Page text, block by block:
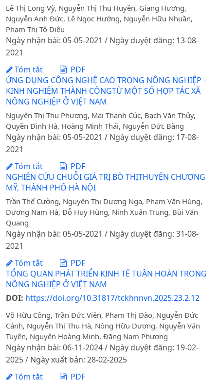
Lê Thị Long Vỹ, Nguyễn Thị Thu Huyền, Giang Hương,
Nguyễn Anh Đức, Lê Ngọc Hướng, Nguyễn Hữu Nhuần,
Phạm Thị Tô Diệu
Ngày nhận bài: 05-05-2021 / Ngày duyệt đăng: 13-08-
2021
Tóm tắt
PDF
ỨNG DỤNG CÔNG NGHỆ CAO TRONG NÔNG NGHIỆP -
KINH NGHIỆM THÀNH CÔNGTỪ MỘT SỐ HỢP TÁC XÃ
NÔNG NGHIỆP Ở VIỆT NAM
Nguyễn Thị Thu Phương, Mai Thanh Cúc, Bạch Văn Thủy,
Quyền Đình Hà, Hoàng Minh Thái, Nguyễn Đức Bằng
Ngày nhận bài: 05-05-2021 / Ngày duyệt đăng: 17-08-
2021
Tóm tắt
PDF
NGHIÊN CỨU CHUỖI GIÁ TRỊ BÒ THỊTHUYỆN CHƯƠNG
MỸ, THÀNH PHỐ HÀ NỘI
Trần Thế Cường, Nguyễn Thị Dương Nga, Phạm Văn Hùng,
Dương Nam Hà, Đỗ Huy Hùng, Ninh Xuân Trung, Bùi Văn
Quang
Ngày nhận bài: 05-05-2021 / Ngày duyệt đăng: 31-08-
2021
Tóm tắt
PDF
TỔNG QUAN PHÁT TRIỂN KINH TẾ TUẦN HOÀN TRONG
NÔNG NGHIỆP Ở VIỆT NAM
DOI: https://doi.org/10.31817/tckhnnvn.2025.23.2.12
Võ Hữu Công, Trần Đức Viên, Pham Thị Đào, Nguyễn Đức
Cảnh, Nguyễn Thị Thu Hà, Nông Hữu Dương, Nguyễn Văn
Tuyên, Nguyễn Hoàng Minh, Đặng Nam Phương
Ngày nhận bài: 06-11-2024 / Ngày duyệt đăng: 19-02-
2025 / Ngày xuất bản: 28-02-2025
Tóm tắt
PDF